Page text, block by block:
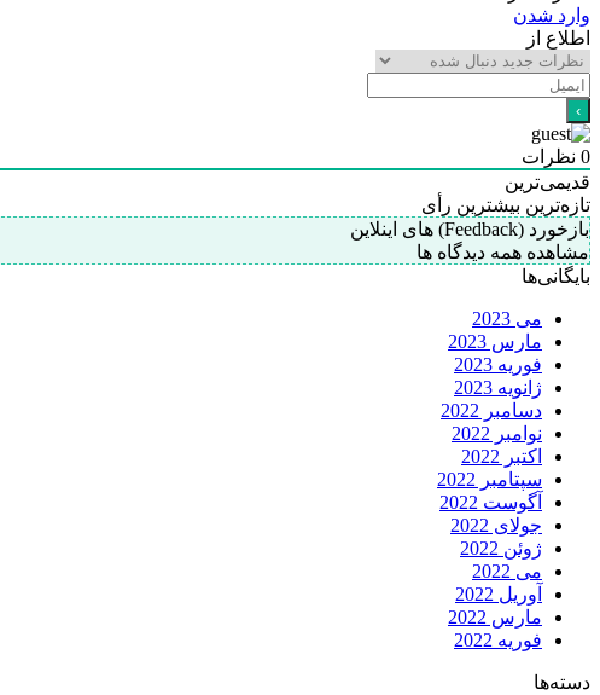
وارد شدن
اطلاع از
0 نظرات
قدیمی‌ترین
تازه‌ترین بیشترین رأی
بازخورد (Feedback) های اینلاین
مشاهده همه دیدگاه ها
بایگانی‌ها
می 2023
مارس 2023
فوریه 2023
ژانویه 2023
دسامبر 2022
نوامبر 2022
اکتبر 2022
سپتامبر 2022
آگوست 2022
جولای 2022
ژوئن 2022
می 2022
آوریل 2022
مارس 2022
فوریه 2022
دسته‌ها